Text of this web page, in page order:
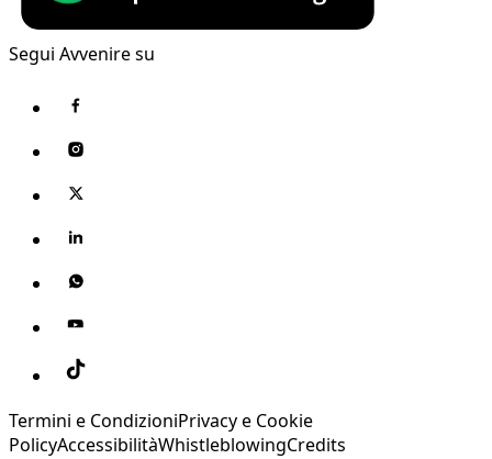
Segui Avvenire su
Termini e CondizioniPrivacy e Cookie
PolicyAccessibilitàWhistleblowingCredits